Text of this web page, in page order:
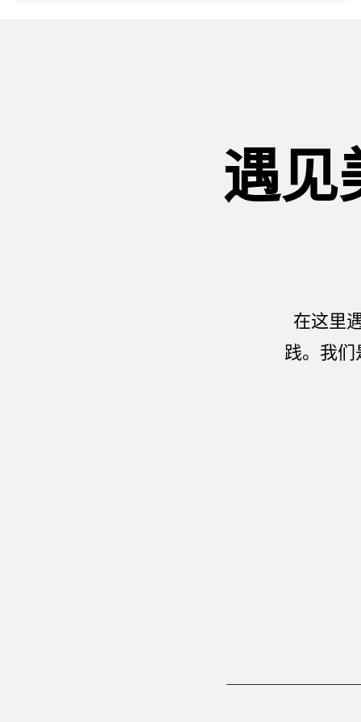
遇见
在这里
践。我